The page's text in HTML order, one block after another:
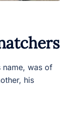
name, was of
his